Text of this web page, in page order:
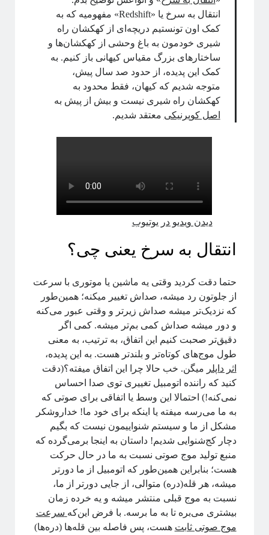
انتگرال لبگ
درچهارسال فیزیک!
در
چهارسال فیزیک!
چهارسال فیزیک!
پر بازدیدترین نوشته‌ها
جزر و مد چه جوری کار می‌کنه؟!
حکایت «سیستم‌های پیچیده» چیست؟!
سیستم‌های پیچیده: «ماهیت و ویژگی‌»
پیشنهادهایی برای دانشجویان تحصیلات تکمیلی، به‌ویژه برای سیستم‌های
مقدمه‌ای بر هندسه فرکتالی
ریچارد فاینمن؛ چهره‌ترین چهره!
معرفی کتاب و دوره برای دانشجویان سال اول علوم‌پایه و مهندسی
فیزیک خوش‌مزه یا آشپزی ملوکولی
در رویارویی با علم و مسئله ترویج آن
آیا باید دکتری بخونم؟!
تجربه شخصی در کارهای مربوط به تحلیل داده در بازار و نه دانشگاه!
کنکوری‌ها حواستان باشد جوگیر نشوید؛ در علم جایی برای جوگیرها نیست!
روایتگری در علم
ریچارد فاینمن، فیزیک‌دان تاثیرگذار قرن گذشته
پروژه پیچیدگی برای همه
انتقال به سرخ یا «Redshift» مفهومیه که به
کمک اون تونستیم دریچه‌ای از کهکشان‌ راه
شیری خودمون به باغ وحشی از کهکشان‌ها و
ساختارهای بزرگ مقیاس کیهانی باز کنیم. به
کمک این پدیده، از حدود صد سال پیش،
متوجه شدیم که کیهان، فقط محدود به
کهکشان راه شیری نیست و بیش از پیش به
اصل کوپرنیکی معتقد شدیم.
دیدن ویدیو در یوتیوب
انتقال به سرخ یعنی چی؟
حتما دقت کردید وقتی یه ماشین یا موتوری با سرعت
از جلوتون رد میشه، صداش تغییر میکنه؛ همین‌طور
که نزدیک‌تر میشه صداش زیرتر و وقتی عبور می‌کنه
و دور میشه صداش کمی بم‌تر میشه. کمی اگر
دقیق‌تر صحبت کنیم این اتفاق، به ترتیب، به معنی
طول موج‌های کوتاه‌تر و بلندتر هست. به این پدیده،
اثر داپلر میگن. خب حالا چرا این اتفاق میفته؟(دقت
کنید که راننده اتومبیل تغییری توی صدا احساس
نمی‌کنه!) احتمالا این وسط یا اتفاقی برای صوتی که
به ما می‌رسه میفته یا اینکه برای خود ما! خداروشکر
مشکل از ما و سیستم شنواییمون نیست که بگیم
دچار کج‌شنوایی شدیم! داستان به اینجا برمی‌گرده که
منبع تولید موج صوتی نسبت به ما در حال حرکت
هست؛ بنابراین همین‌طور که اتومبیل از ما دورتر
میشه، هر قله(دره) متوالی، از جایی دورتر از ما،
نسبت به موج قبلی منتشر میشه و یه خرده زمان
بیشتری می‌بره تا به ما برسه. با فرض این‌که سرعت
موج صوتی ثابت هست، پس فاصله بین قله‌ها (دره‌ها)